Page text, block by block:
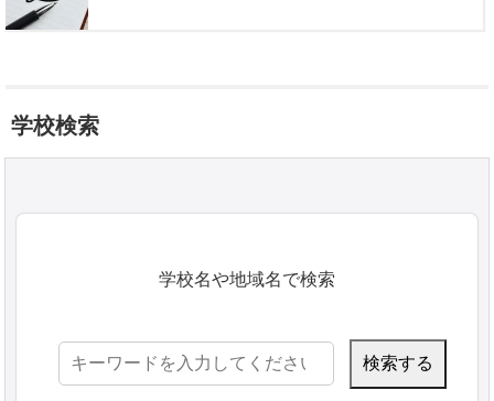
学校検索
学校名や地域名で検索
検